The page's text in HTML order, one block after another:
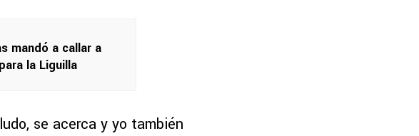
mandó a callar a
la Liguilla
se acerca y yo también